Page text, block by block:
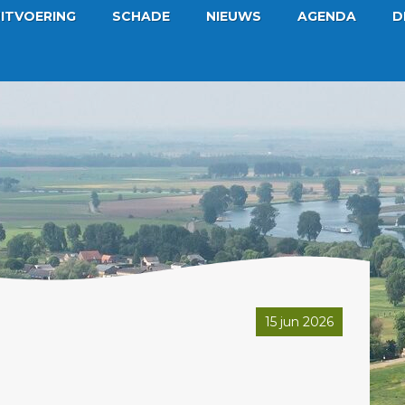
SCHADE NIEUWS AGENDA
15 jun 2026